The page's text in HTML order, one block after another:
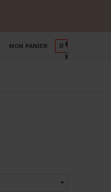
MON PANIER 0
